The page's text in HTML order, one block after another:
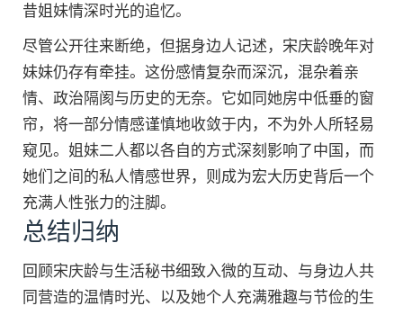
昔姐妹情深时光的追忆。
尽管公开往来断绝，但据身边人记述，宋庆龄晚年对
妹妹仍存有牵挂。这份感情复杂而深沉，混杂着亲
情、政治隔阂与历史的无奈。它如同她房中低垂的窗
帘，将一部分情感谨慎地收敛于内，不为外人所轻易
窥见。姐妹二人都以各自的方式深刻影响了中国，而
她们之间的私人情感世界，则成为宏大历史背后一个
充满人性张力的注脚。
总结归纳
回顾宋庆龄与生活秘书细致入微的互动、与身边人共
同营造的温情时光、以及她个人充满雅趣与节俭的生